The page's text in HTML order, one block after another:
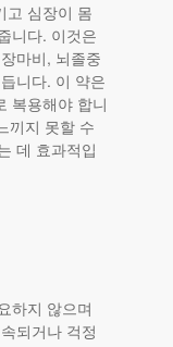
고 심장이 몸
니다. 이것은
마비, 뇌졸중
니다. 이 약은
복용해야 합니
끼지 못할 수
데 효과적입
하지 않으며
되거나 걱정